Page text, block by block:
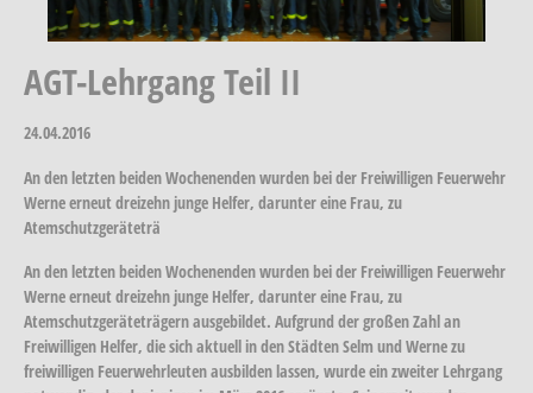
AGT-Lehrgang Teil II
24.04.2016
An den letzten beiden Wochenenden wurden bei der Freiwilligen Feuerwehr
Werne erneut dreizehn junge Helfer, darunter eine Frau, zu
Atemschutzgeräteträ
An den letzten beiden Wochenenden wurden bei der Freiwilligen Feuerwehr
Werne erneut dreizehn junge Helfer, darunter eine Frau, zu
Atemschutzgeräteträgern ausgebildet. Aufgrund der großen Zahl an
Freiwilligen Helfer, die sich aktuell in den Städten Selm und Werne zu
freiwilligen Feuerwehrleuten ausbilden lassen, wurde ein zweiter Lehrgang